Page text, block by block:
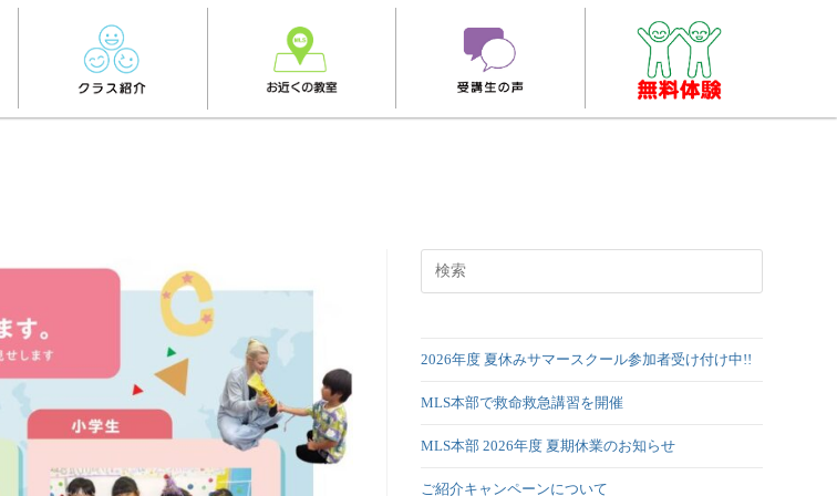
2026年度 夏休みサマースクール参加者受け付け中!!
MLS本部で救命救急講習を開催
MLS本部 2026年度 夏期休業のお知らせ
ご紹介キャンペーンについて